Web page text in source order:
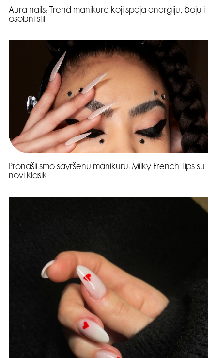
Aura nails: Trend manikure koji spaja energiju, boju i
osobni stil
Pronašli smo savršenu manikuru: Milky French Tips su
novi klasik